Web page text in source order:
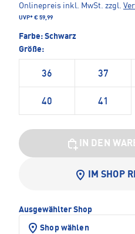
Onlinepreis inkl. MwSt. zzgl.
UVP* € 59,99
Farbe: Schwarz
Größe:
36 37
40 41
IN DEN
IM SHOP
Ausgewählter Shop
Shop wählen